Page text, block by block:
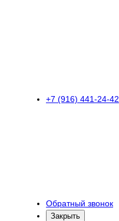
+7 (916) 441-24-42
Обратный звонок
Закрыть